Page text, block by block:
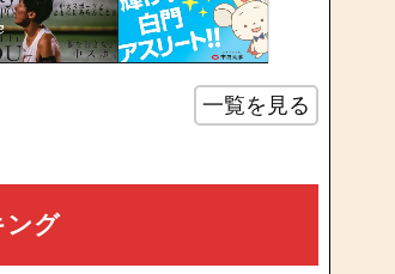
一覧を見る
ング